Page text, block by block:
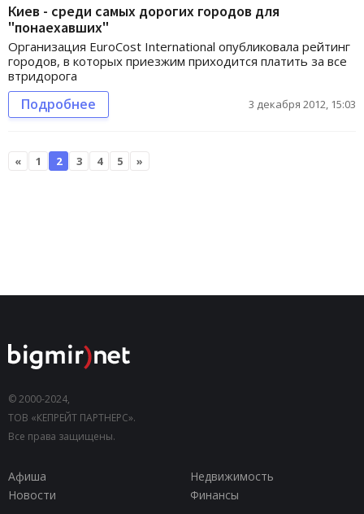
Киев - среди самых дорогих городов для
"понаехавших"
Организация EuroCost International опубликовала рейтинг
городов, в которых приезжим приходится платить за все
втридорога
Подробнее 3 декабря 2012, 15:03
« 1 2 3 4 5 »
© 2000-2024,
ТОВ «КЕПРЕЙТ ПАРТНЕРС».
Все права защищены.
Афиша
Недвижимость
Новости
Финансы